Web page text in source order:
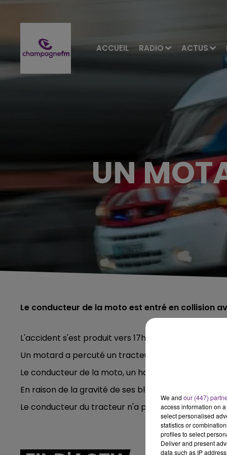
ACCUEIL RADIO ACTUS
UN
Le conducteur de la moto est entré en collision
L'accident s'est produit vers 17h30 sur la RD 877 à
Un motard a percuté un tracteur dans des
Le conducteur de la moto, un homme de 32 ans,
En raison de la gravité de ses blessures, il a été
Le conducteur du tracteur n'a pas été blessé mais
We and our (447)
access information on
select personalised
statistics or
profiles to select
Deliver and present
data such as IP